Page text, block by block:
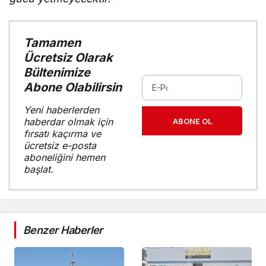
Tamamen
Ücretsiz Olarak
Bültenimize
Abone Olabilirsin
Yeni haberlerden
haberdar olmak için
fırsatı kaçırma ve
ücretsiz e-posta
aboneliğini hemen
başlat.
ABONE OL
Benzer Haberler